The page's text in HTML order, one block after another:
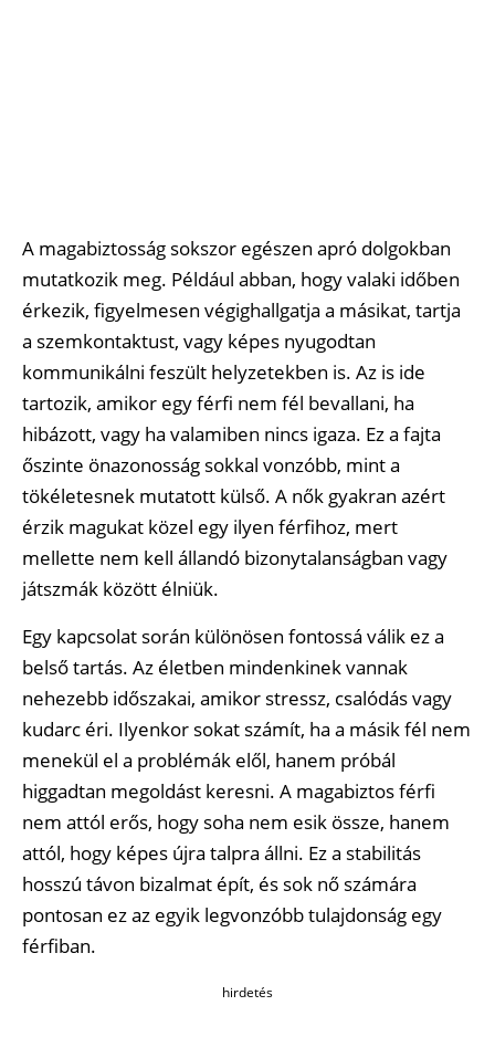
A magabiztosság sokszor egészen apró dolgokban
mutatkozik meg. Például abban, hogy valaki időben
érkezik, figyelmesen végighallgatja a másikat, tartja
a szemkontaktust, vagy képes nyugodtan
kommunikálni feszült helyzetekben is. Az is ide
tartozik, amikor egy férfi nem fél bevallani, ha
hibázott, vagy ha valamiben nincs igaza. Ez a fajta
őszinte önazonosság sokkal vonzóbb, mint a
tökéletesnek mutatott külső. A nők gyakran azért
érzik magukat közel egy ilyen férfihoz, mert
mellette nem kell állandó bizonytalanságban vagy
játszmák között élniük.
Egy kapcsolat során különösen fontossá válik ez a
belső tartás. Az életben mindenkinek vannak
nehezebb időszakai, amikor stressz, csalódás vagy
kudarc éri. Ilyenkor sokat számít, ha a másik fél nem
menekül el a problémák elől, hanem próbál
higgadtan megoldást keresni. A magabiztos férfi
nem attól erős, hogy soha nem esik össze, hanem
attól, hogy képes újra talpra állni. Ez a stabilitás
hosszú távon bizalmat épít, és sok nő számára
pontosan ez az egyik legvonzóbb tulajdonság egy
férfiban.
hirdetés